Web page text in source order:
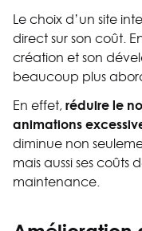
Le choix d’un site
direct sur son coût.
création et son
beaucoup plus
En effet,réduire le
animations
diminue non
mais aussi ses
maintenance.